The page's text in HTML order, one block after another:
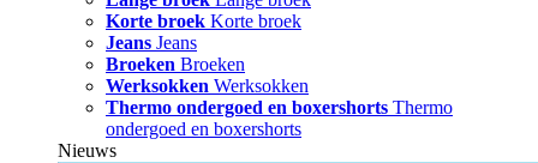
Korte broek Korte broek
Jeans Jeans
Broeken Broeken
Werksokken Werksokken
Thermo ondergoed en boxershorts Thermo
ondergoed en boxershorts
Nieuws